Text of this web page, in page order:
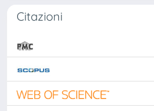
Citazioni